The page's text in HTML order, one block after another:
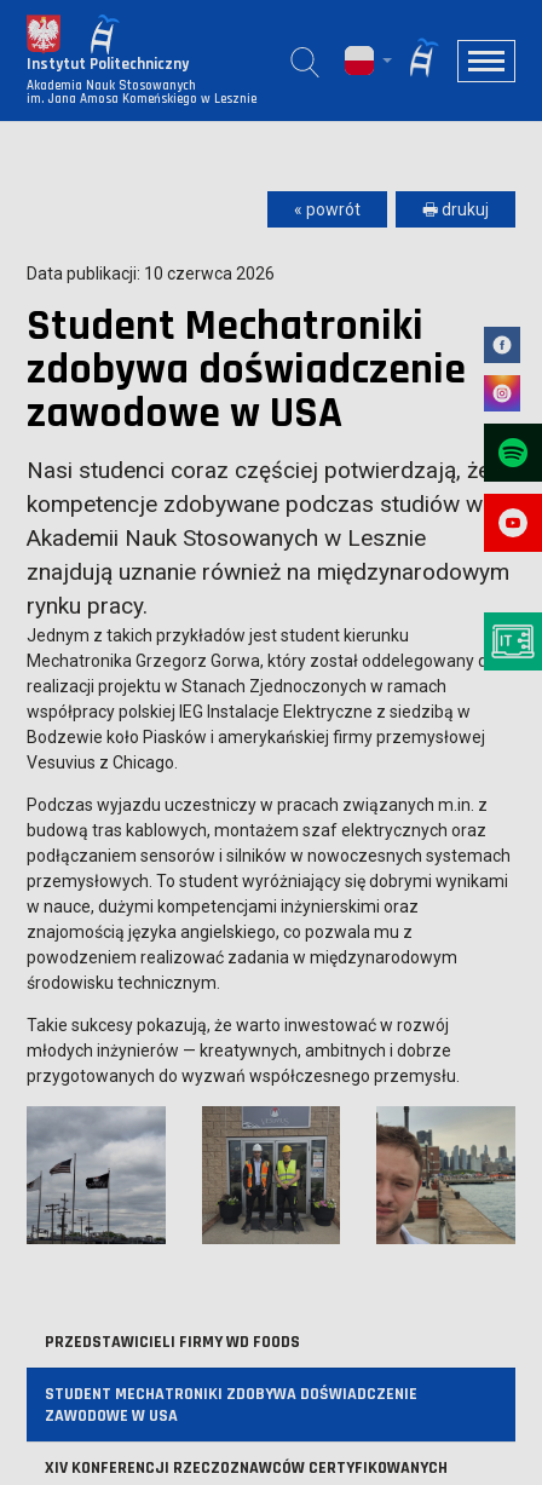
Instytut Politechniczny
Akademia Nauk Stosowanych
im. Jana Amosa Komeńskiego w Lesznie
PRZEDSTAWICIELI FIRMY WD FOODS
STUDENT MECHATRONIKI ZDOBYWA DOŚWIADCZENIE
ZAWODOWE W USA
XIV KONFERENCJI RZECZOZNAWCÓW CERTYFIKOWANYCH
« powrót 🖶 drukuj
Data publikacji: 10 czerwca 2026
Student Mechatroniki
zdobywa doświadczenie
zawodowe w USA
Nasi studenci coraz częściej potwierdzają, że
kompetencje zdobywane podczas studiów w
Akademii Nauk Stosowanych w Lesznie
znajdują uznanie również na międzynarodowym
rynku pracy.
Jednym z takich przykładów jest student kierunku
Mechatronika Grzegorz Gorwa, który został oddelegowany do
realizacji projektu w Stanach Zjednoczonych w ramach
współpracy polskiej IEG Instalacje Elektryczne z siedzibą w
Bodzewie koło Piasków i amerykańskiej firmy przemysłowej
Vesuvius z Chicago.
Podczas wyjazdu uczestniczy w pracach związanych m.in. z
budową tras kablowych, montażem szaf elektrycznych oraz
podłączaniem sensorów i silników w nowoczesnych systemach
przemysłowych. To student wyróżniający się dobrymi wynikami
w nauce, dużymi kompetencjami inżynierskimi oraz
znajomością języka angielskiego, co pozwala mu z
powodzeniem realizować zadania w międzynarodowym
środowisku technicznym.
Takie sukcesy pokazują, że warto inwestować w rozwój
młodych inżynierów — kreatywnych, ambitnych i dobrze
przygotowanych do wyzwań współczesnego przemysłu.